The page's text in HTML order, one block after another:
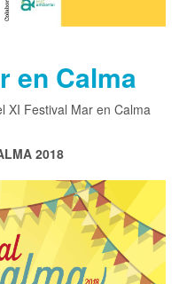
en Calma
XI Festival Mar en Calma
2018